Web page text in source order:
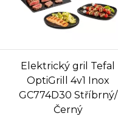
Elektrický gril Tefal
OptiGrill 4v1 Inox
GC774D30 Stříbrný/
Černý